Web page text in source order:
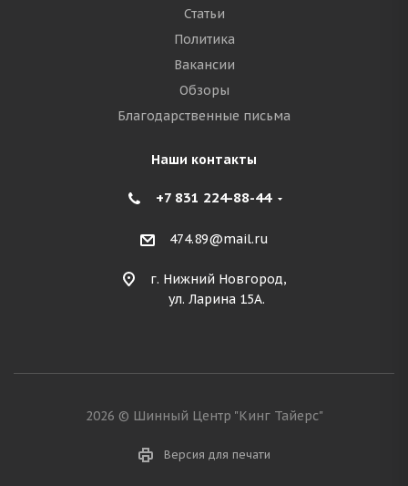
Статьи
Политика
Вакансии
Обзоры
Благодарственные письма
Наши контакты
+7 831 224-88-44
474.89@mail.ru
г. Нижний Новгород,
ул. Ларина 15А.
2026 © Шинный Центр "Кинг Тайерс"
Версия для печати